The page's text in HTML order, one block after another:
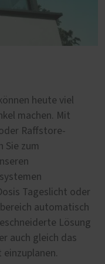
heute viel
machen. Mit
Raffstore-
Sie zum
Tageslicht oder
automatisch
Lösung
auch gleich das